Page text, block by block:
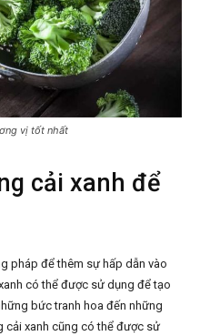
vị tốt nhất
cải xanh để
pháp để thêm sự hấp dẫn vào
có thể được sử dụng để tạo
bức tranh hoa đến những
cải xanh cũng có thể được sử